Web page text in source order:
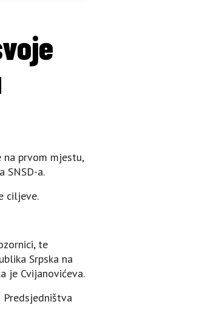
prvom mjestu,
SNSD-a.
ciljeve.
te
Srpska na
je Cvijanovićeva.
Predsjedništva